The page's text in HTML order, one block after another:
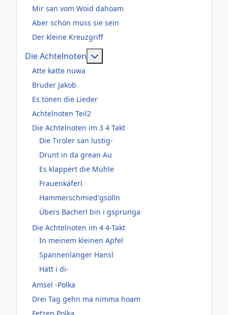
Mir san vom Woid dahoam
Aber schön muss sie sein
Der kleine Kreuzgriff
Die Achtelnoten
Atte katte nuwa
Bruder Jakob
Es tönen die Lieder
Achtelnoten Teil2
Die Achtelnoten im 3 4 Takt
Die Tiroler san lustig-
Drunt in da grean Au
Es klappert die Mühle
Frauenkäferl
Hammerschmied'gsölln
Übers Bacherl bin i gsprunga
Die Achtelnoten im 4 4-Takt
In meinem kleinen Apfel
Spannenlanger Hansl
Hätt i di-
Amsel -Polka
Drei Tag gehn ma nimma hoam